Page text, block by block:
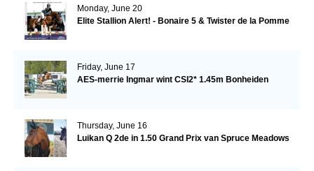
Monday, June 20
Elite Stallion Alert! - Bonaire 5 & Twister de la Pomme
Friday, June 17
AES-merrie Ingmar wint CSI2* 1.45m Bonheiden
Thursday, June 16
Luikan Q 2de in 1.50 Grand Prix van Spruce Meadows